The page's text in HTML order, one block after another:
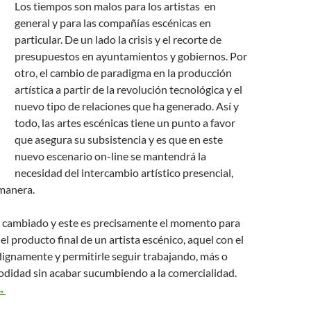
Los tiempos son malos para los artistas en
general y para las compañías escénicas en
particular. De un lado la crisis y el recorte de
presupuestos en ayuntamientos y gobiernos. Por
otro, el cambio de paradigma en la producción
artística a partir de la revolución tecnológica y el
nuevo tipo de relaciones que ha generado. Así y
todo, las artes escénicas tiene un punto a favor
que asegura su subsistencia y es que en este
nuevo escenario on-line se mantendrá la
necesidad del intercambio artístico presencial,
y este es precisamente el momento para
producto final de un artista escénico, aquel con el
y permitirle seguir trabajando, más o
sin acabar sucumbiendo a la comercialidad.
a la Crisis desde las Artes Escénicas (I): Diversificar la